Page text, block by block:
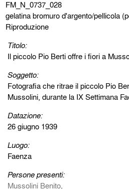
FM_N_0737_028
gelatina bromuro d'argento/pellicola
Riproduzione
Titolo:
Il piccolo Pio Berti offre i fiori a
Soggetto:
Fotografia che ritrae il piccolo Pio
Mussolini, durante la IX Settimana
Datazione:
26 giugno 1939
Luogo:
Faenza
Persone presenti:
Mussolini Benito.